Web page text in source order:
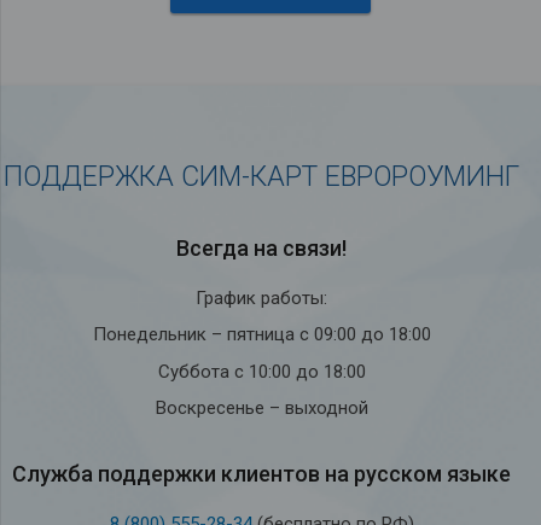
ПОДДЕРЖКА СИМ-КАРТ ЕВРОРОУМИНГ
Всегда на связи!
График работы:
Понедельник – пятница с 09:00 до 18:00
Суббота с 10:00 до 18:00
Воскресенье – выходной
Служба под­держки кли­ен­тов на рус­ском языке